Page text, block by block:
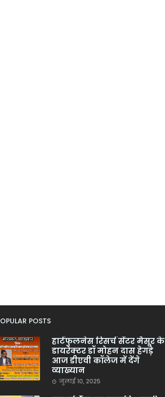
POSTS
हार्टफुलनेस रिसर्च सेंटर मैसूर के
डायरेक्टर डॉ मोहन दास हेगड़े
आज डीएवी कॉलेज में देंगे
व्याख्यान
जुलाई 10, 2025